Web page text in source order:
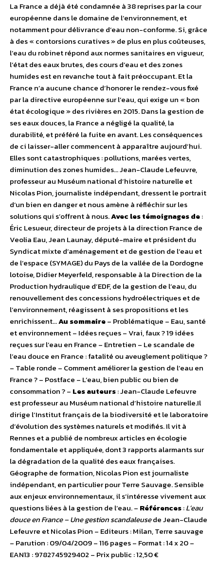
La France a déjà été condamnée à 38 reprises par la cour
européenne dans le domaine de l’environnement, et
notamment pour délivrance d’eau non-conforme. Si, grâce
à des « contorsions curatives » de plus en plus coûteuses,
l’eau du robinet répond aux normes sanitaires en vigueur,
l’état des eaux brutes, des cours d’eau et des zones
humides est en revanche tout à fait préoccupant. Et la
France n’a aucune chance d’honorer le rendez-vous fixé
par la directive européenne sur l’eau, qui exige un « bon
état écologique » des rivières en 2015. Dans la gestion de
ses eaux douces, la France a négligé la qualité, la
durabilité, et préféré la fuite en avant. Les conséquences
de ci laisser-aller commencent à apparaître aujourd’hui.
Elles sont catastrophiques : pollutions, marées vertes,
diminution des zones humides… Jean-Claude Lefeuvre,
professeur au Muséum national d’histoire naturelle et
Nicolas Pion, journaliste indépendant, dressent le portrait
d’un bien en danger et nous amène à réfléchir sur les
solutions qui s’offrent à nous.Avec les témoignages de:
Éric Lesueur, directeur de projets à la direction France de
Veolia Eau, Jean Launay, député-maire et président du
Syndicat mixte d’aménagement et de gestion de l’eau et
de l’espace (SYMAGE) du Pays de la vallée de la Dordogne
lotoise, Didier Meyerfeld, responsable à la Direction de la
Production hydraulique d’EDF, de la gestion de l’eau, du
renouvellement des concessions hydroélectriques et de
l’environnement, réagissent à ses propositions et les
enrichissent…Au sommaire– Problématique – Eau, santé
et environnement – Idées reçues – Vrai, faux ? 19 idées
reçues sur l’eau en France – Entretien – Le scandale de
l’eau douce en France : fatalité ou aveuglement politique ?
– Table ronde – Comment améliorer la gestion de l’eau en
France ? – Postface – L’eau, bien public ou bien de
consommation ? – Les auteurs: Jean-Claude Lefeuvre
est professeur au Muséum national d’histoire naturelle.Il
dirige l’Institut français de la biodiversité et le laboratoire
d’évolution des systèmes naturels et modifiés. Il vit à
Rennes et a publié de nombreux articles en écologie
fondamentale et appliquée, dont 3 rapports alarmants sur
la dégradation de la qualité des eaux françaises.
Géographe de formation, Nicolas Pion est journaliste
indépendant, en particulier pour Terre Sauvage. Sensible
aux enjeux environnementaux, il s’intéresse vivement aux
questions liées à la gestion de l’eau. – Références:L’eau
douce en France – Une gestion scandaleusede Jean-Claude
Lefeuvre et Nicolas Pion – Editeurs : Milan, Terre sauvage
– Parution : 09/04/2009 – 116 pages – Format : 14 x 20 –
EAN13 : 9782745929402 – Prix public : 12,50 €